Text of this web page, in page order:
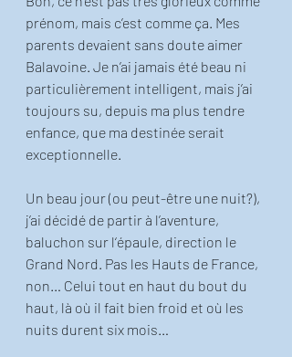
prénom, mais c’est comme ça. Mes
parents devaient sans doute aimer
Balavoine. Je n’ai jamais été beau ni
particulièrement intelligent, mais j’ai
toujours su, depuis ma plus tendre
enfance, que ma destinée serait
exceptionnelle.
Un beau jour (ou peut-être une nuit?),
j’ai décidé de partir à l’aventure,
baluchon sur l‘épaule, direction le
Grand Nord. Pas les Hauts de France,
non… Celui tout en haut du bout du
haut, là où il fait bien froid et où les
nuits durent six mois…